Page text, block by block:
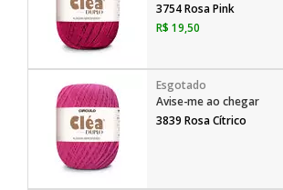
3754 Rosa Pink
R$ 19,50
Avise-me ao chegar
3839 Rosa Cítrico